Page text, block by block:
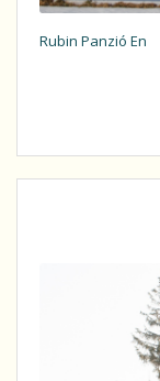
Rubin Panzió En